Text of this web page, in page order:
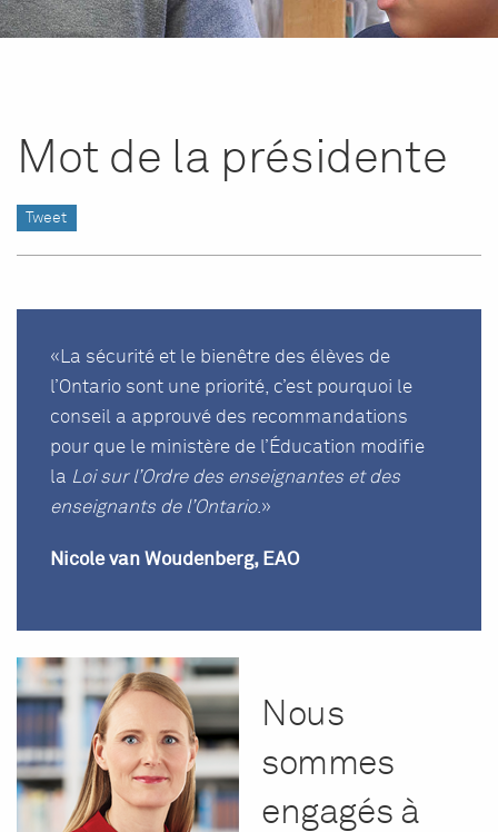
Mot de la présidente
Tweet
«La sécurité et le bienêtre des élèves de
l’Ontario sont une priorité, c’est pourquoi le
conseil a approuvé des recommandations
pour que le ministère de l’Éducation modifie
la Loi sur l’Ordre des enseignantes et des
enseignants de l’Ontario.»
Nicole van Woudenberg, EAO
Nous
sommes
engagés à